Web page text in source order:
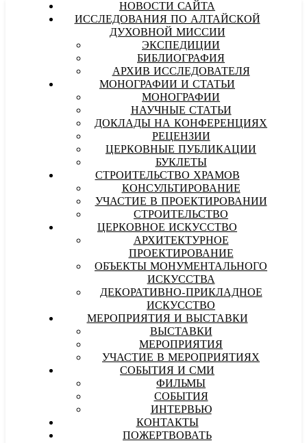
НОВОСТИ САЙТА
ИССЛЕДОВАНИЯ ПО АЛТАЙСКОЙ
ДУХОВНОЙ МИССИИ
ЭКСПЕДИЦИИ
БИБЛИОГРАФИЯ
АРХИВ ИССЛЕДОВАТЕЛЯ
МОНОГРАФИИ И СТАТЬИ
МОНОГРАФИИ
НАУЧНЫЕ СТАТЬИ
ДОКЛАДЫ НА КОНФЕРЕНЦИЯХ
РЕЦЕНЗИИ
ЦЕРКОВНЫЕ ПУБЛИКАЦИИ
БУКЛЕТЫ
СТРОИТЕЛЬСТВО ХРАМОВ
КОНСУЛЬТИРОВАНИЕ
УЧАСТИЕ В ПРОЕКТИРОВАНИИ
СТРОИТЕЛЬСТВО
ЦЕРКОВНОЕ ИСКУССТВО
АРХИТЕКТУРНОЕ
ПРОЕКТИРОВАНИЕ
ОБЪЕКТЫ МОНУМЕНТАЛЬНОГО
ИСКУССТВА
ДЕКОРАТИВНО-ПРИКЛАДНОЕ
ИСКУССТВО
МЕРОПРИЯТИЯ И ВЫСТАВКИ
ВЫСТАВКИ
МЕРОПРИЯТИЯ
УЧАСТИЕ В МЕРОПРИЯТИЯХ
СОБЫТИЯ И СМИ
ФИЛЬМЫ
СОБЫТИЯ
ИНТЕРВЬЮ
КОНТАКТЫ
ПОЖЕРТВОВАТЬ